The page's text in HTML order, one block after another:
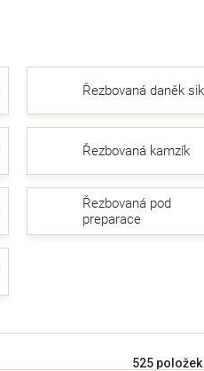
Řezbovaná daněk
Řezbovaná kamzík
Řezbovaná pod
preparace
525